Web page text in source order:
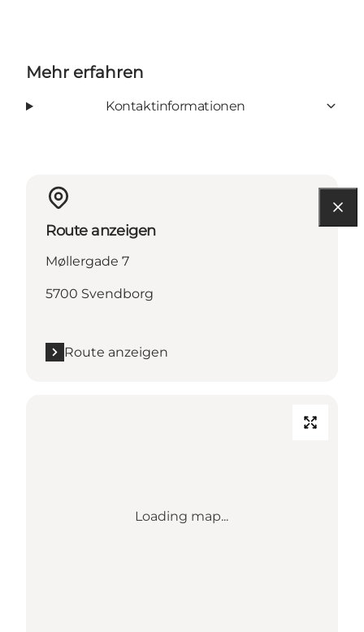
Mehr erfahren
Kontaktinformationen
Route anzeigen
Møllergade 7
5700 Svendborg
Route anzeigen
Loading map...